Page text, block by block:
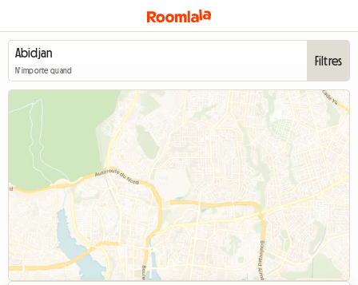
N'importe quand
Filtres